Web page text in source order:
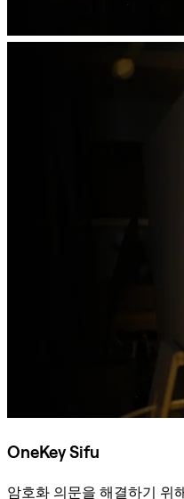
OneKey Sifu
암호화 의문을 해결하기 위